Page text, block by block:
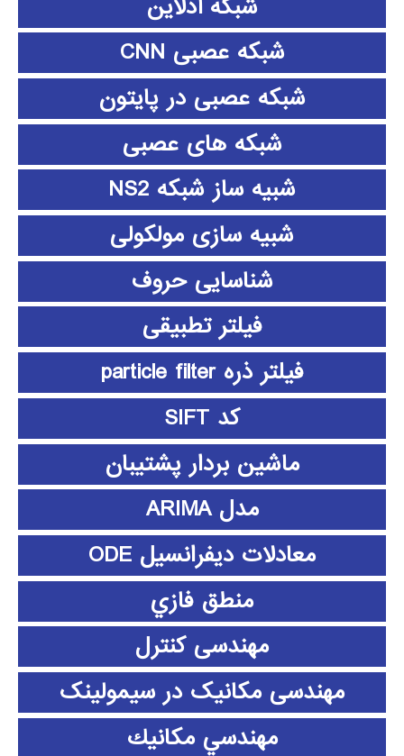
شبکه آدلاین
شبکه عصبی CNN
شبکه عصبی در پایتون
شبکه های عصبی
شبیه ساز شبکه NS2
شبیه سازی مولکولی
شناسایی حروف
فیلتر تطبیقی
فیلتر ذره particle filter
کد SIFT
ماشین بردار پشتیبان
مدل ARIMA
معادلات دیفرانسیل ODE
منطق فازي
مهندسی کنترل
مهندسی مکانیک در سیمولینک
مهندسي مكانيك